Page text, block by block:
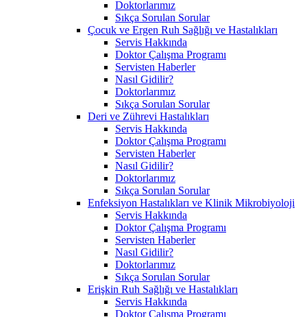
Doktorlarımız
Sıkça Sorulan Sorular
Çocuk ve Ergen Ruh Sağlığı ve Hastalıkları
Servis Hakkında
Doktor Çalışma Programı
Servisten Haberler
Nasıl Gidilir?
Doktorlarımız
Sıkça Sorulan Sorular
Deri ve Zührevi Hastalıkları
Servis Hakkında
Doktor Çalışma Programı
Servisten Haberler
Nasıl Gidilir?
Doktorlarımız
Sıkça Sorulan Sorular
Enfeksiyon Hastalıkları ve Klinik Mikrobiyoloji
Servis Hakkında
Doktor Çalışma Programı
Servisten Haberler
Nasıl Gidilir?
Doktorlarımız
Sıkça Sorulan Sorular
Erişkin Ruh Sağlığı ve Hastalıkları
Servis Hakkında
Doktor Çalışma Programı